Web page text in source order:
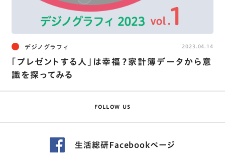
デジノグラフィ
｢プレゼントする人｣は幸福？家計簿データから意
識を探ってみる
2023.04.14
FOLLOW US
生活総研Facebookページ